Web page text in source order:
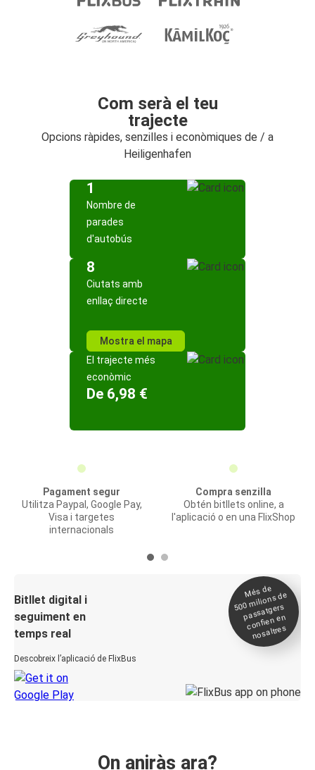
Com serà el teu
trajecte
Opcions ràpides, senzilles i econòmiques de / a
Heiligenhafen
1
Nombre de
parades
d'autobús
8
Ciutats amb
enllaç directe
Mostra el mapa
El trajecte més
econòmic
De 6,98 €
Pagament segur
Utilitza Paypal, Google Pay,
Visa i targetes
internacionals
Compra senzilla
Obtén bitllets online, a
l'aplicació o en una FlixShop
Bitllet digital i
seguiment en
temps real
Descobreix l’aplicació de FlixBus
Més de
500
milions de
passatgers
confien en
nosaltres
On aniràs ara?